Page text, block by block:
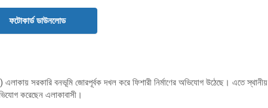
ফটোকার্ড ডাউনলোড
এলাকায় সরকারি বনভূমি জোরপূর্বক দখল করে ফিশারী নির্মাণের অভিযোগ উঠেছে। এতে স্থানীয়
করেছেন এলাকাবাসী।